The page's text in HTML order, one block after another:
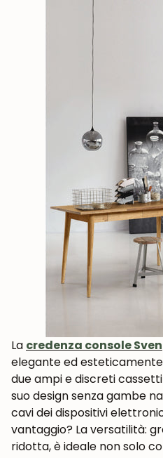
La credenza consoleSven
elegante ed
due ampi e discreti
suo design senza gambe
cavi dei dispositivi
vantaggio? La versatilità:
ridotta, è ideale non solo